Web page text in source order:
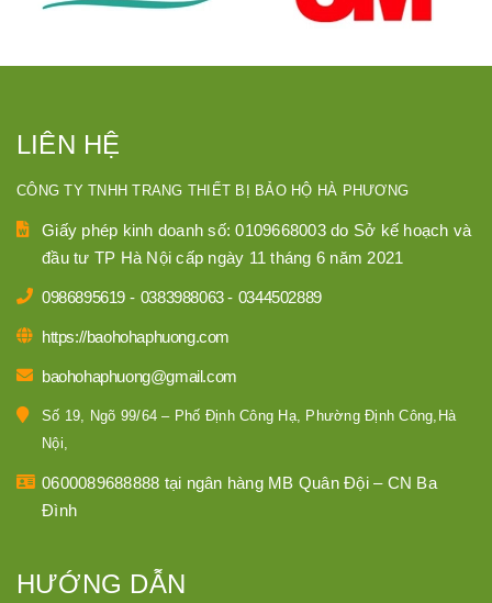
LIÊN HỆ
CÔNG TY TNHH TRANG THIẾT BỊ BẢO HỘ HÀ PHƯƠNG
Giấy phép kinh doanh số: 0109668003 do Sở kế hoạch và
đầu tư TP Hà Nội cấp ngày 11 tháng 6 năm 2021
0986895619 - 0383988063- 0344502889
https://baohohaphuong.com
baohohaphuong@gmail.com
Số 19, Ngõ 99/64 – Phố Định Công Hạ, Phường Định Công,Hà
Nội,
0600089688888 tại ngân hàng MB Quân Đội – CN Ba
Đình
HƯỚNG DẪN